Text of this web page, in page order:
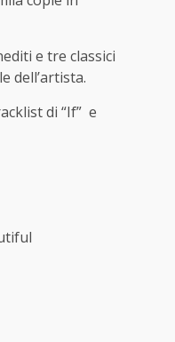
e tre classici
dell’artista.
di “If” e